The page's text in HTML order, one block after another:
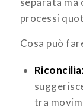
processi
Cosa può
tra